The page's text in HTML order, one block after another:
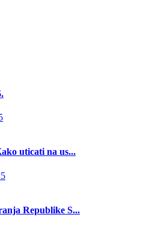
uticati na us...
Republike S...